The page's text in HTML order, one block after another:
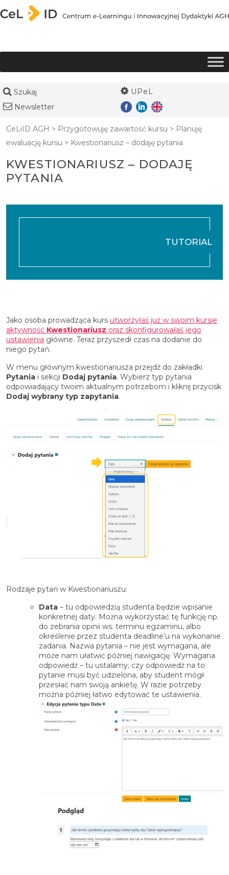
Przejdź do treści
Szukaj
UPeL
Newsletter
CeLiID AGH > Przygotowuję zawartość kursu > Planuję
ewaluację kursu > Kwestionariusz – dodaję pytania
KWESTIONARIUSZ – DODAJĘ
PYTANIA
TUTORIAL
Jako osoba prowadząca kurs utworzyłaś już w swoim kursie
aktywność Kwestionariusz oraz skonfigurowałaś jego
ustawienia główne. Teraz przyszedł czas na dodanie do
niego pytań.
W menu głównym kwestionariusza przejdź do zakładki
Pytania i sekcji Dodaj pytania. Wybierz typ pytania
odpowiadający twoim aktualnym potrzebom i kliknij przycisk
Dodaj wybrany typ zapytania.
Rodzaje pytań w Kwestionariuszu:
Data – tu odpowiedzią studenta będzie wpisanie
konkretnej daty. Można wykorzystać tę funkcję np.
do zebrania opinii ws. terminu egzaminu, albo
określenie przez studenta deadline’u na wykonanie
zadania. Nazwa pytania – nie jest wymagana, ale
może nam ułatwić później nawigację. Wymagana
odpowiedź – tu ustalamy, czy odpowiedź na to
pytanie musi być udzielona, aby student mógł
przesłać nam swoją ankietę. W razie potrzeby
można później łatwo edytować te ustawienia.